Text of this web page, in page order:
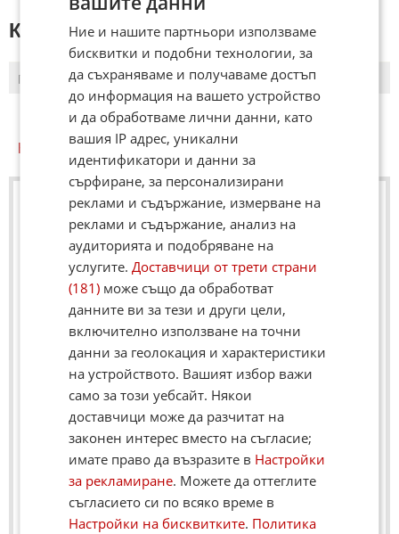
КОМЕНТАРИ КЪМ СТАТИЯТА
ПОСЛЕДНИ ПЪРВИ
Ние и нашите партньори използваме
бисквитки и подобни технологии, за
да съхраняваме и получаваме достъп
до информация на вашето устройство
и да обработваме лични данни, като
вашия IP адрес, уникални
идентификатори и данни за
сърфиране, за персонализирани
реклами и съдържание, измерване на
реклами и съдържание, анализ на
аудиторията и подобряване на
услугите.Доставчици от трети страни
(181) може също да обработват
данните ви за тези и други цели,
включително използване на точни
данни за геолокация и характеристики
на устройството. Вашият избор важи
само за този уебсайт. Някои
доставчици може да разчитат на
законен интерес вместо на съгласие;
имате право да възразите в Настройки
за рекламиране. Можете да оттеглите
съгласието си по всяко време в
Настройки на бисквитките. Политика